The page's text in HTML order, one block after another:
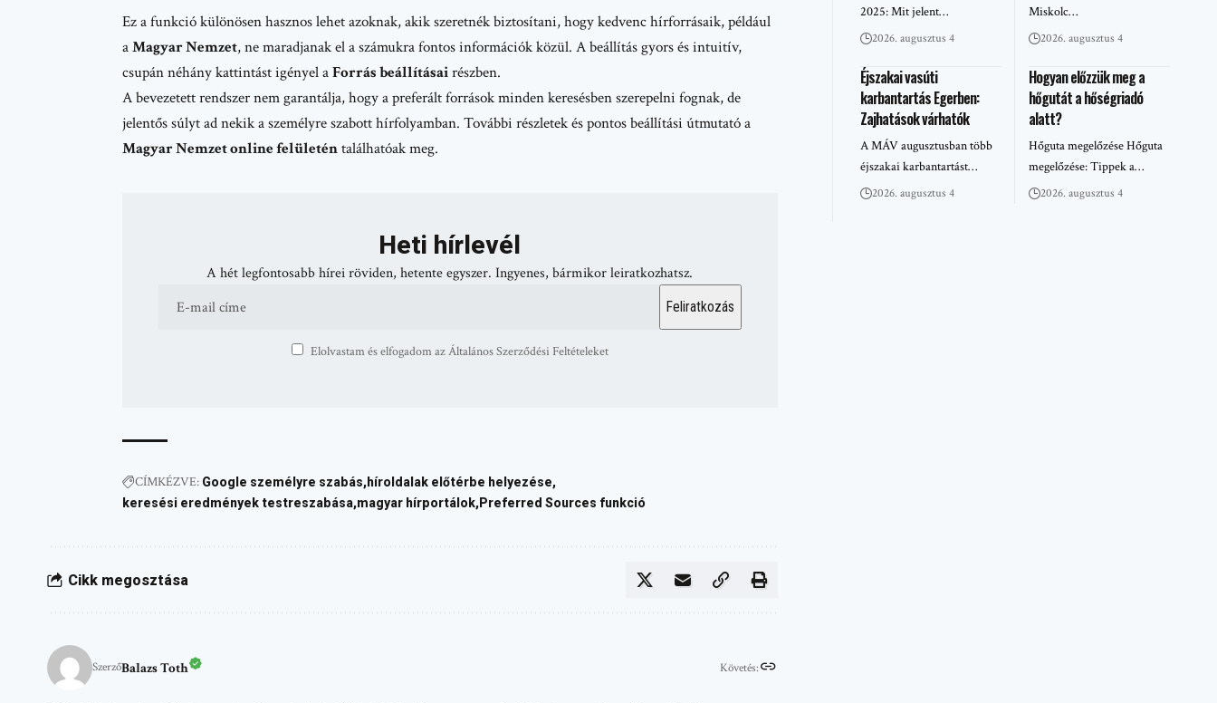
Ez a funkció különösen hasznos lehet azoknak, akik szeretnék biztosítani, hogy kedvenc hírforrásaik, például
aMagyar Nemzet, ne maradjanak el a számukra fontos információk közül. A beállítás gyors és intuitív,
csupán néhány kattintást igényel aForrás beállításairészben.
A bevezetett rendszer nem garantálja, hogy a preferált források minden keresésben szerepelni fognak, de
jelentős súlyt ad nekik a személyre szabott hírfolyamban. További részletek és pontos beállítási útmutató a
Magyar Nemzet online felületéntalálhatóak meg.
Heti hírlevél
A hét legfontosabb hírei röviden, hetente egyszer. Ingyenes, bármikor leiratkozhatsz.
Elolvastam és elfogadom az Általános Szerződési Feltételeket
CÍMKÉZVE: Google személyre szabás híroldalak előtérbe helyezése
keresési eredmények testreszabása magyar hírportálok Preferred Sources funkció
Cikk megosztása
SzerzőBalazs Toth Követés:
2025: Mit jelent…
2026. augusztus 4
Miskolc…
2026. augusztus 4
Éjszakai vasúti
karbantartás Egerben:
Zajhatások várhatók
A MÁV augusztusban több
éjszakai karbantartást…
2026. augusztus 4
Hogyan előzzük meg a
hőgutát a hőségriadó
alatt?
Hőguta megelőzése Hőguta
megelőzése: Tippek a…
2026. augusztus 4